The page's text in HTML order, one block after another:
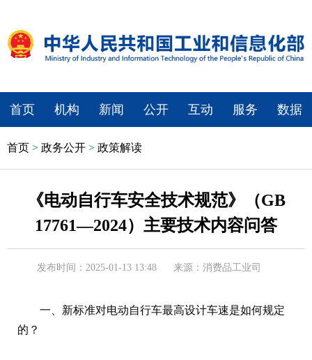
首页 机构 新闻 公开 互动 服务 数据
首页 > 政务公开 > 政策解读
《电动自行车安全技术规范》（GB
17761—2024）主要技术内容问答
发布时间：2025-01-13 13:48 来源：消费品工业司
一、新标准对电动自行车最高设计车速是如何规定
的？